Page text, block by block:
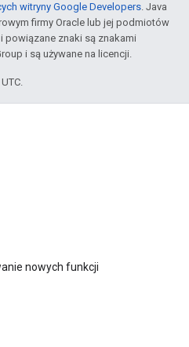
witryny Google Developers. Java
firmy Oracle lub jej podmiotów
powiązane znaki są znakami
i są używane na licencji.
nowych funkcji